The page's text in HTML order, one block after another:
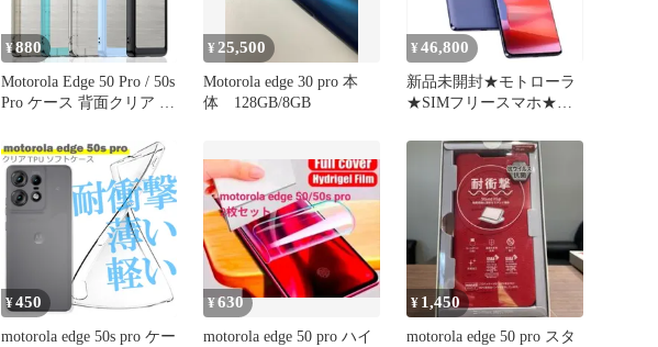
¥880
Motorola Edge 50 Pro / 50s
Pro ケース 背面クリア カ
軽量 薄型 ストラップホ
ール モトローラ カバー
クリアケース 透明ケース
¥ 25,500
Motorola edge 30 pro 本
体 128GB/8GB
¥ 46,800
新品未開封★モトローラ
★SIMフリースマホ★本
¥450
motorola edge 50s pro ケー
¥630
motorola edge 50 pro ハイ
¥ 1,450
motorola edge 50 pro スタ